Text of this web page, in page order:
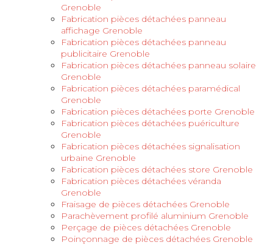
Grenoble
Fabrication pièces détachées panneau
affichage Grenoble
Fabrication pièces détachées panneau
publicitaire Grenoble
Fabrication pièces détachées panneau solaire
Grenoble
Fabrication pièces détachées paramédical
Grenoble
Fabrication pièces détachées porte Grenoble
Fabrication pièces détachées puériculture
Grenoble
Fabrication pièces détachées signalisation
urbaine Grenoble
Fabrication pièces détachées store Grenoble
Fabrication pièces détachées véranda
Grenoble
Fraisage de pièces détachées Grenoble
Parachèvement profilé aluminium Grenoble
Perçage de pièces détachées Grenoble
Poinçonnage de pièces détachées Grenoble